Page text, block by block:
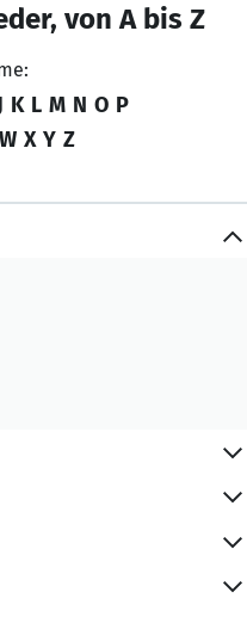
von A bis Z
K L M N O P
W X Y Z